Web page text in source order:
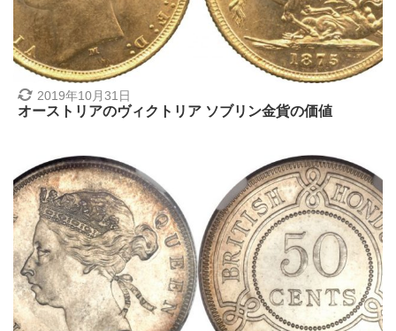
2019年10月31日
オーストリアのヴィクトリア ソブリン金貨の価値